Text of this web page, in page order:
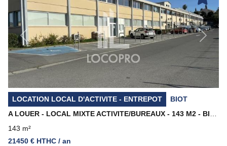
Previous Next
LOCATION LOCAL D'ACTIVITE - ENTREPOT
BIOT
143 m²
21450 € HTHC / an